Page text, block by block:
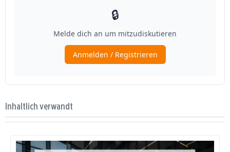
Inhaltlich verwandt